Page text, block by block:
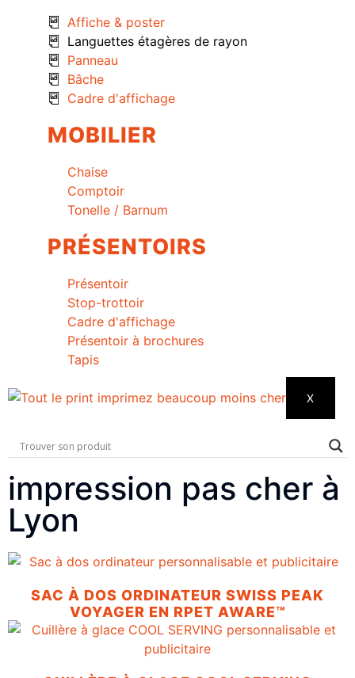
Affiche & poster
Languettes étagères de rayon
Panneau
Bâche
Cadre d'affichage
MOBILIER
Chaise
Comptoir
Tonelle / Barnum
PRÉSENTOIRS
Présentoir
Stop-trottoir
Cadre d'affichage
Présentoir à brochures
Tapis
X
impression pas cher à
Lyon
SAC À DOS ORDINATEUR SWISS PEAK
VOYAGER EN RPET AWARE™